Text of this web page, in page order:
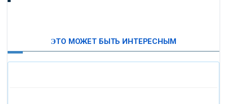
ЭТО МОЖЕТ БЫТЬ ИНТЕРЕСНЫМ